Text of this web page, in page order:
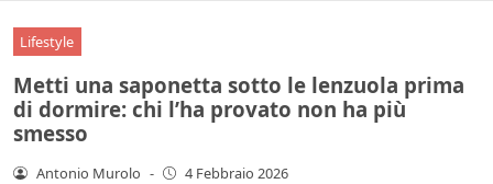
Lifestyle
Metti una saponetta sotto le lenzuola prima
di dormire: chi l’ha provato non ha più
smesso
Antonio Murolo - 4 Febbraio 2026